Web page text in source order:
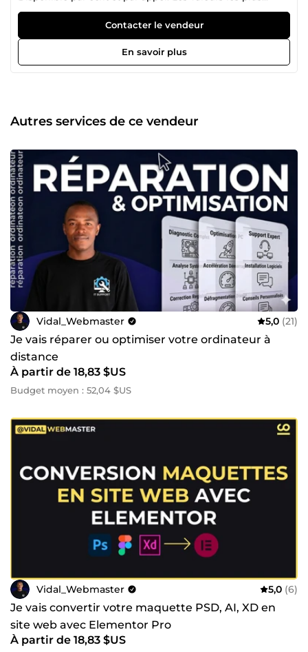
appréciées dans les avis de mes clients sont généralement
l'écoute attentive, l'expertise pointue et la rigueur dans
chaque prestation. Bonjour et bienvenue sur mon profil !
En tant qu'expert certifié en Web Marketing et
Développeur Web, je suis là pour vous guider dans la
individus. Certains de mes clients continuent de me
contacter régulièrement même après la fin de leurs
de qualité et mon travail impeccable. 🔥 Passionnée par la
vente et le digital, je suis toujours connectée et prête à
travailler ou à apprendre de nouvelles choses. C'est ainsi
que j'ai pu développer mes compétences en : ✔️
WordPress ✔️ SEO ✔️ Assistance virtuelle ✔️ Google
Analytics ✔️ Copywriting ✔️ Shopify ✔️ HTML/CSS/PHP ✔️
Assistance informatique ✔️ Emailing Si vous avez un
nouveau projet à lancer ou des défis à relever dans votre
entreprise, n'hésitez pas à me contacter, je me ferai un
plaisir de vous aider à réussir. Très ouvert au dialogue, je
suis disponible pour répondre à toutes vos préoccupations.
Ma seule motivation est de vous aider à faire exploser vos
ventes ou votre service !🚀
Contacter le vendeur
En savoir plus
Autres services de ce vendeur
Vidal_Webmaster 5,0 (21)
Je vais réparer ou optimiser votre ordinateur à
distance
À partir de 18,83 $US
Budget moyen : 52,04 $US
Vidal_Webmaster 5,0 (6)
Je vais convertir votre maquette PSD, AI, XD en
site web avec Elementor Pro
À partir de 18,83 $US